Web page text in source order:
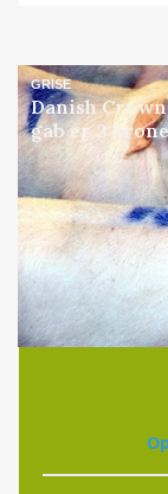
GRISE
Danish
gab er 3